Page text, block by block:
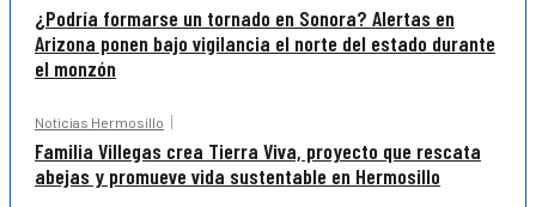
¿Podría formarse un tornado en Sonora? Alertas en
Arizona ponen bajo vigilancia el norte del estado durante
el monzón
Noticias Hermosillo
Familia Villegas crea Tierra Viva, proyecto que rescata
abejas y promueve vida sustentable en Hermosillo